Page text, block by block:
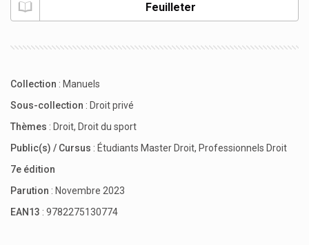
Feuilleter
Collection : Manuels
Sous-collection : Droit privé
Thèmes : Droit, Droit du sport
Public(s) / Cursus : Étudiants Master Droit, Professionnels Droit
7e édition
Parution : Novembre 2023
EAN13 : 9782275130774